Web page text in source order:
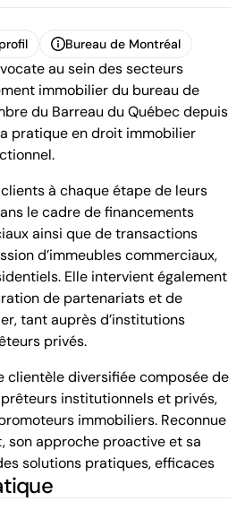
onglet)
Bureau de Montréal
Bureau de Montréal
1100, boulevard René-Lévesque
Ouest, 25e étage
Montréal (Québec) H3B 5C9
Canada
Tél. (514) 397-8500
Fax. (514) 397-8515
info.bcf@bcf.ca
au sein des secteurs
immobilier du bureau de
du Barreau du Québec depuis
pratique en droit immobilier
à chaque étape de leurs
le cadre de financements
ainsi que de transactions
d’immeubles commerciaux,
Elle intervient également
de partenariats et de
tant auprès d’institutions
privés.
clientèle diversifiée composée de
institutionnels et privés,
immobiliers. Reconnue
son approche proactive et sa
solutions pratiques, efficaces
de ses clients.